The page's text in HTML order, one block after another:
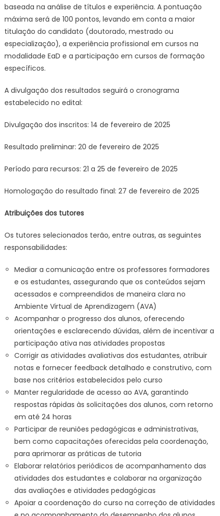
baseada na análise de títulos e experiência. A pontuação
máxima será de 100 pontos, levando em conta a maior
titulação do candidato (doutorado, mestrado ou
especialização), a experiência profissional em cursos na
modalidade EaD e a participação em cursos de formação
específicos.
A divulgação dos resultados seguirá o cronograma
estabelecido no edital:
Divulgação dos inscritos: 14 de fevereiro de 2025
Resultado preliminar: 20 de fevereiro de 2025
Período para recursos: 21 a 25 de fevereiro de 2025
Homologação do resultado final: 27 de fevereiro de 2025
Atribuições dos tutores
Os tutores selecionados terão, entre outras, as seguintes
responsabilidades:
Mediar a comunicação entre os professores formadores
e os estudantes, assegurando que os conteúdos sejam
acessados e compreendidos de maneira clara no
Ambiente Virtual de Aprendizagem (AVA)
Acompanhar o progresso dos alunos, oferecendo
orientações e esclarecendo dúvidas, além de incentivar a
participação ativa nas atividades propostas
Corrigir as atividades avaliativas dos estudantes, atribuir
notas e fornecer feedback detalhado e construtivo, com
base nos critérios estabelecidos pelo curso
Manter regularidade de acesso ao AVA, garantindo
respostas rápidas às solicitações dos alunos, com retorno
em até 24 horas
Participar de reuniões pedagógicas e administrativas,
bem como capacitações oferecidas pela coordenação,
para aprimorar as práticas de tutoria
Elaborar relatórios periódicos de acompanhamento das
atividades dos estudantes e colaborar na organização
das avaliações e atividades pedagógicas
Apoiar a coordenação do curso na correção de atividades